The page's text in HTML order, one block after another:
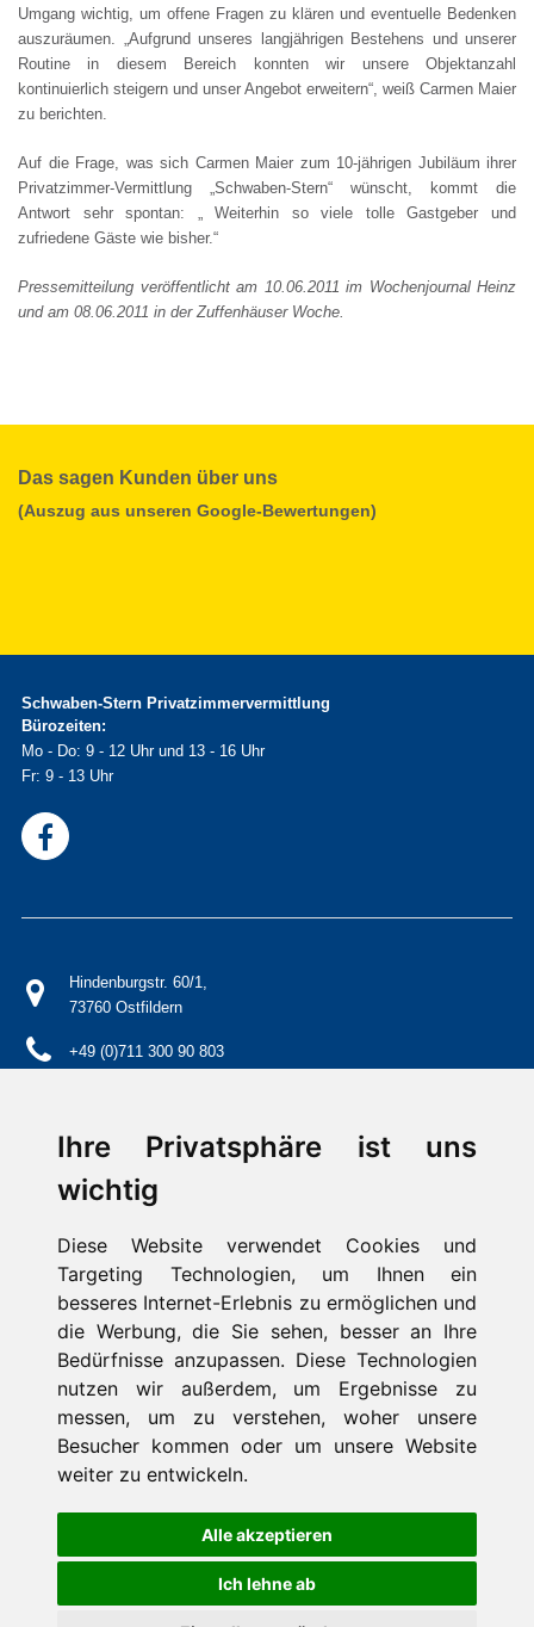
Ihre Privatsphäre ist uns
wichtig
Diese Website verwendet Cookies und
Targeting Technologien, um Ihnen ein
besseres Internet-Erlebnis zu ermöglichen und
die Werbung, die Sie sehen, besser an Ihre
Bedürfnisse anzupassen. Diese Technologien
nutzen wir außerdem, um Ergebnisse zu
messen, um zu verstehen, woher unsere
Besucher kommen oder um unsere Website
weiter zu entwickeln.
Alle akzeptieren
Ich lehne ab
Umgang wichtig, um offene Fragen zu klären und eventuelle Bedenken
auszuräumen. „Aufgrund unseres langjährigen Bestehens und unserer
Routine in diesem Bereich konnten wir unsere Objektanzahl
kontinuierlich steigern und unser Angebot erweitern“, weiß Carmen Maier
zu berichten.
Auf die Frage, was sich Carmen Maier zum 10-jährigen Jubiläum ihrer
Privatzimmer-Vermittlung „Schwaben-Stern“ wünscht, kommt die
Antwort sehr spontan: „ Weiterhin so viele tolle Gastgeber und
zufriedene Gäste wie bisher.“
Pressemitteilung veröffentlicht am 10.06.2011 im Wochenjournal Heinz
und am 08.06.2011 in der Zuffenhäuser Woche.
Das sagen Kunden über uns
(Auszug aus unseren Google-Bewertungen)
Schwaben-Stern Privatzimmervermittlung
Bürozeiten:
Mo - Do: 9 - 12 Uhr und 13 - 16 Uhr
Fr: 9 - 13 Uhr
Hindenburgstr. 60/1,
73760 Ostfildern
+49 (0)711 300 90 803
Kontakt
Impressum
Aktuelles / Presse
FAQ
Suche
Cookie-Einstellungen
Ferienwohnung Ostfildern
Ferienwohnung Filderstadt
Ferienwohnung Esslingen